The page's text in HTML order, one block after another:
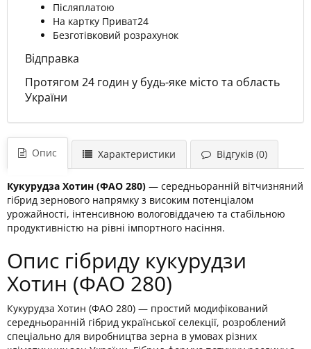
Післяплатою
На картку Приват24
Безготівковий розрахунок
Відправка
Протягом 24 годин у будь-яке місто та область
України
Опис Характеристики Відгуків (0)
Кукурудза Хотин (ФАО 280) — середньоранній вітчизняний
гібрид зернового напрямку з високим потенціалом
урожайності, інтенсивною вологовіддачею та стабільною
продуктивністю на рівні імпортного насіння.
Опис гібриду кукурудзи
Хотин (ФАО 280)
Кукурудза Хотин (ФАО 280) — простий модифікований
середньоранній гібрид української селекції, розроблений
спеціально для виробництва зерна в умовах різних